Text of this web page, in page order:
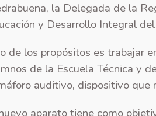
la Delegada de la
y Desarrollo Integral
de los propósitos es trabajar
de la Escuela Técnica y
auditivo, dispositivo